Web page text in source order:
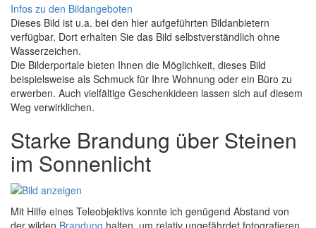
Infos zu den Bildangeboten
Dieses Bild ist u.a. bei den hier aufgeführten Bildanbietern
verfügbar. Dort erhalten Sie das Bild selbstverständlich ohne
Wasserzeichen.
Die Bilderportale bieten Ihnen die Möglichkeit, dieses Bild
beispielsweise als Schmuck für Ihre Wohnung oder ein Büro zu
erwerben. Auch vielfältige Geschenkideen lassen sich auf diesem
Weg verwirklichen.
Starke Brandung über Steinen
im Sonnenlicht
Mit Hilfe eines Teleobjektivs konnte ich genügend Abstand von